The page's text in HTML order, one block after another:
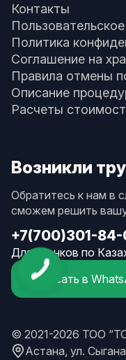
Контакты
Политика
Соглашение на
Правила отмены
Описание
Расчеты
Возникли
Обратитесь к нам в
сможем решить
+7(700)301-84-
Для звонков по
Написать в
© 2021-2026 ТОО
Астана, ул.